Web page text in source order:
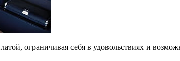
ограничивая себя в удовольствиях и